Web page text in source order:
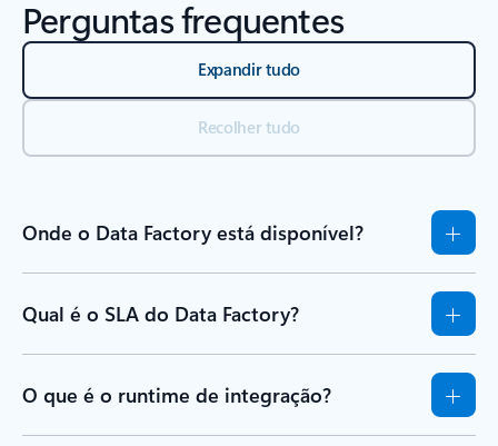
Perguntas frequentes
Expandir tudo
Recolher tudo
Onde o Data Factory está disponível?
Qual é o SLA do Data Factory?
O que é o runtime de integração?